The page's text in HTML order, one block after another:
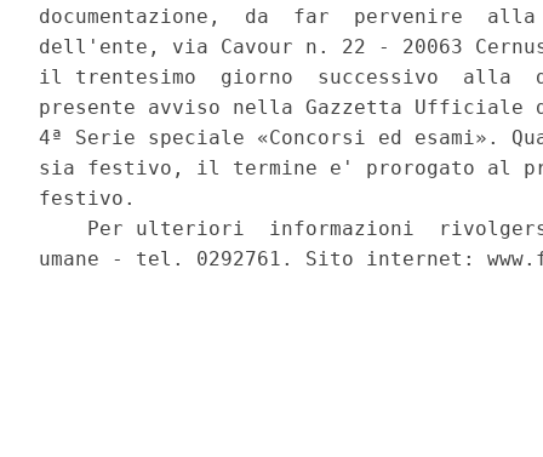
documentazione,  da  far  pervenire
dell'ente, via Cavour n. 22 - 20063
il trentesimo  giorno  successivo  alla
presente avviso nella Gazzetta
4ª Serie speciale «Concorsi ed esami».
sia festivo, il termine e' prorogato al
festivo.
Per ulteriori  informazioni
umane - tel. 0292761. Sito internet: